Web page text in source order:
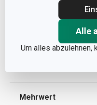
Alle
Um alles abzulehnen,
Informationen
Impressum
Mehrwert